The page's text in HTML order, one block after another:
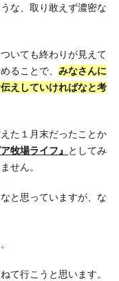
な、取り敢えず濃密な
いても終わりが見えて
ることで、 みなさんに
えしていければなと考
た１月末だったことか
牧場ライフ』 としてみ
せん。
と思っていますが、な
て行こうと思います。